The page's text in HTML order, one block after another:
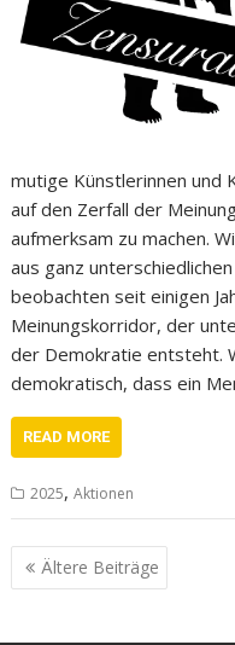
mutige Künstlerinnen und
auf den Zerfall der
aufmerksam zu machen.
aus ganz
beobachten seit einigen
Meinungskorridor, der
der Demokratie entsteht.
demokratisch, dass ein
READ MORE
2025,Aktionen
Ältere Beiträge